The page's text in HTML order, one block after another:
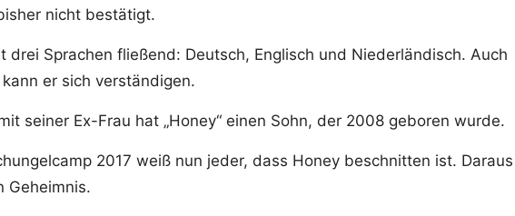
nicht bestätigt.
drei Sprachen fließend: Deutsch, Englisch und Niederländisch. Auch
er sich verständigen.
seiner Ex-Frau hat „Honey“ einen Sohn, der 2008 geboren wurde.
2017 weiß nun jeder, dass Honey beschnitten ist. Daraus
Geheimnis.